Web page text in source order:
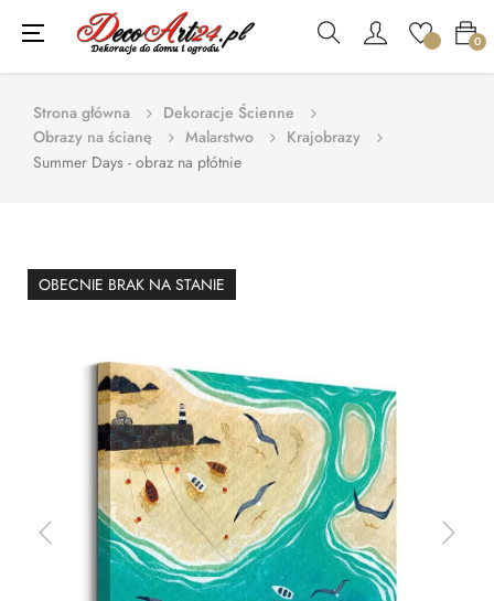
0
Toggle
navigation
☰
Strona główna
Dekoracje Ścienne
Obrazy na ścianę
Malarstwo
Krajobrazy
Summer Days - obraz na płótnie
OBECNIE BRAK NA STANIE